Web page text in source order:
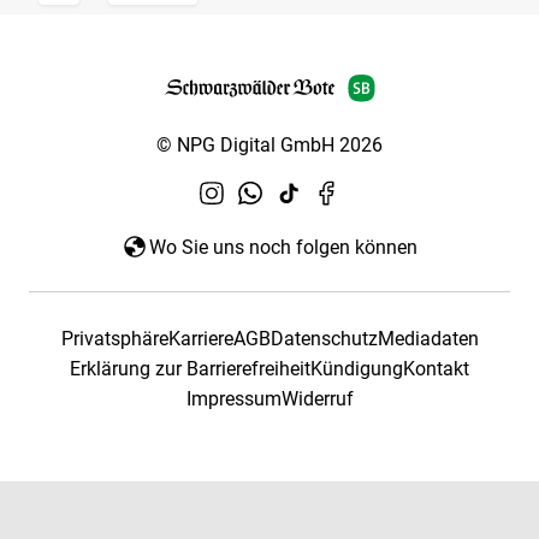
© NPG Digital GmbH 2026
Wo Sie uns noch folgen können
PrivatsphäreKarriereAGBDatenschutzMediadaten
Erklärung zur BarrierefreiheitKündigungKontakt
ImpressumWiderruf